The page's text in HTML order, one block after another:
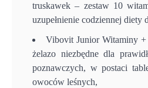
truskawek – zestaw 10
uzupełnienie codziennej diety
Vibovit Junior Witaminy
żelazo niezbędne dla
poznawczych, w postaci
owoców leśnych,